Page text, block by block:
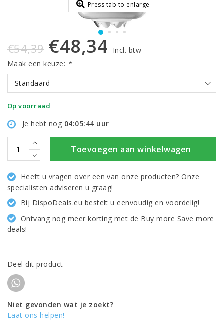
Press tab to enlarge
€54,39 €48,34
Incl. btw
Maak een keuze: *
Standaard
Op voorraad
Je hebt nog 04:05:44 uur
Toevoegen aan winkelwagen
Heeft u vragen over een van onze producten? Onze
specialisten adviseren u graag!
Bij DispoDeals.eu bestelt u eenvoudig en voordelig!
Ontvang nog meer korting met de Buy more Save more
deals!
Deel dit product
Niet gevonden wat je zoekt?
Laat ons helpen!